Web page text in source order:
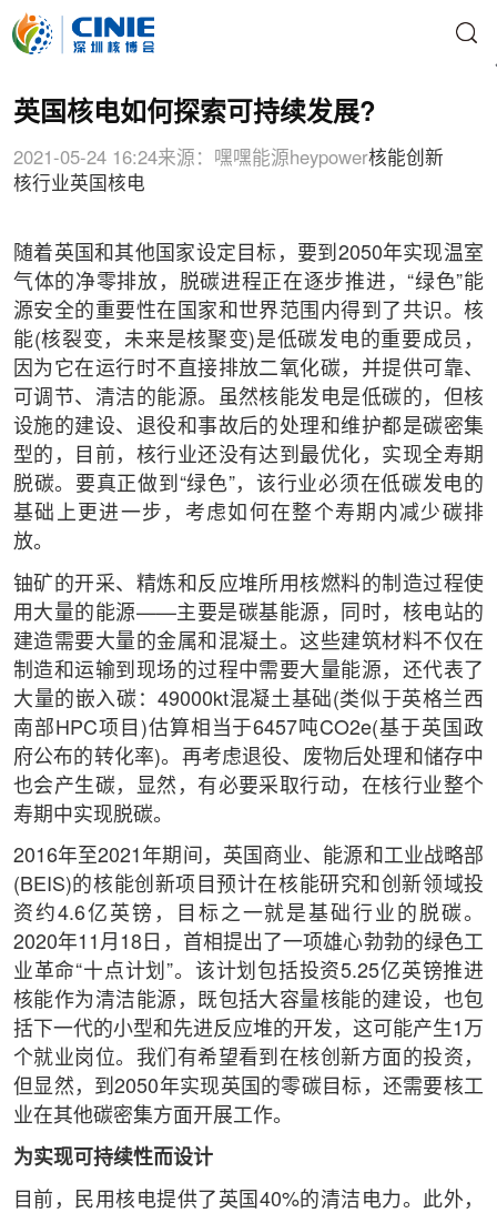
英国核电如何探索可持续发展?
2021-05-24 16:24来源：嘿嘿能源heypower核能创新
核行业英国核电
随着英国和其他国家设定目标，要到2050年实现温室
气体的净零排放，脱碳进程正在逐步推进，“绿色”能
源安全的重要性在国家和世界范围内得到了共识。核
能(核裂变，未来是核聚变)是低碳发电的重要成员，
因为它在运行时不直接排放二氧化碳，并提供可靠、
可调节、清洁的能源。虽然核能发电是低碳的，但核
设施的建设、退役和事故后的处理和维护都是碳密集
型的，目前，核行业还没有达到最优化，实现全寿期
脱碳。要真正做到“绿色”，该行业必须在低碳发电的
基础上更进一步，考虑如何在整个寿期内减少碳排
放。
铀矿的开采、精炼和反应堆所用核燃料的制造过程使
用大量的能源——主要是碳基能源，同时，核电站的
建造需要大量的金属和混凝土。这些建筑材料不仅在
制造和运输到现场的过程中需要大量能源，还代表了
大量的嵌入碳：49000kt混凝土基础(类似于英格兰西
南部HPC项目)估算相当于6457吨CO2e(基于英国政
府公布的转化率)。再考虑退役、废物后处理和储存中
也会产生碳，显然，有必要采取行动，在核行业整个
寿期中实现脱碳。
2016年至2021年期间，英国商业、能源和工业战略部
(BEIS)的核能创新项目预计在核能研究和创新领域投
资约4.6亿英镑，目标之一就是基础行业的脱碳。
2020年11月18日，首相提出了一项雄心勃勃的绿色工
业革命“十点计划”。该计划包括投资5.25亿英镑推进
核能作为清洁能源，既包括大容量核能的建设，也包
括下一代的小型和先进反应堆的开发，这可能产生1万
个就业岗位。我们有希望看到在核创新方面的投资，
但显然，到2050年实现英国的零碳目标，还需要核工
业在其他碳密集方面开展工作。
为实现可持续性而设计
目前，民用核电提供了英国40%的清洁电力。此外，